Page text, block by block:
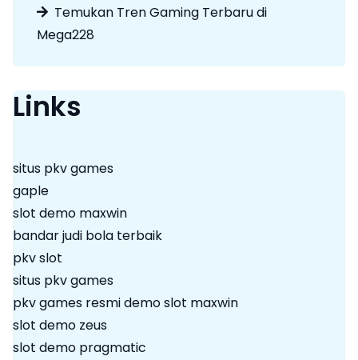
Temukan Tren Gaming Terbaru di
Mega228
Links
situs pkv games
gaple
slot demo maxwin
bandar judi bola terbaik
pkv slot
situs pkv games
pkv games resmidemo slot maxwin
slot demo zeus
slot demo pragmatic